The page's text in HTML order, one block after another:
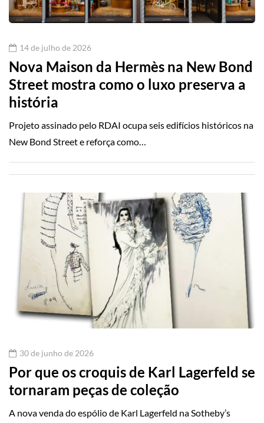
14 de julho de 2026
Nova Maison da Hermès na New Bond
Street mostra como o luxo preserva a
história
Projeto assinado pelo RDAI ocupa seis edifícios históricos na
New Bond Street e reforça como…
30 de junho de 2026
Por que os croquis de Karl Lagerfeld se
tornaram peças de coleção
A nova venda do espólio de Karl Lagerfeld na Sotheby’s